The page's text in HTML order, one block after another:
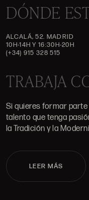
DÓNDE
ALCALÁ, 52. MADRID
10H-14H Y 16:30H-20H
(+34) 915 328 515
TRABAJA
Si quieres formar
talento que tenga
la Tradición y la
LEER MÁS